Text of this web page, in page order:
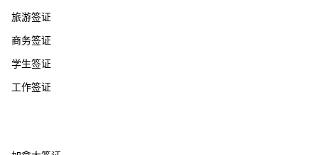
旅游签证
商务签证
学生签证
工作签证